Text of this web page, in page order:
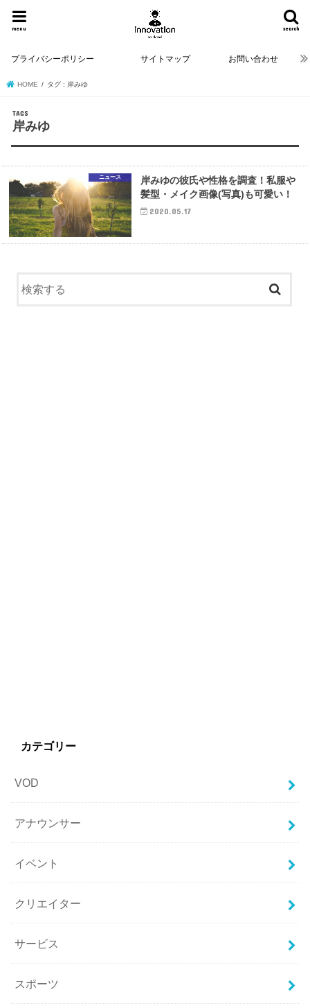
search
menu
プライバシーポリシー サイトマップ お問い合わせ
HOME タグ : 岸みゆ
岸みゆ
ニュース
岸みゆの彼氏や性格を調査！私服や
髪型・メイク画像(写真)も可愛い！
2020.05.17
カテゴリー
VOD
アナウンサー
イベント
クリエイター
サービス
スポーツ